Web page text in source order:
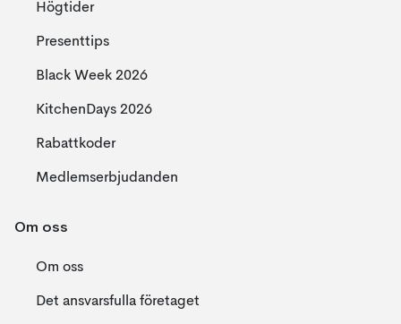
Högtider
Presenttips
Black Week 2026
KitchenDays 2026
Rabattkoder
Medlemserbjudanden
Om oss
Om oss
Det ansvarsfulla företaget